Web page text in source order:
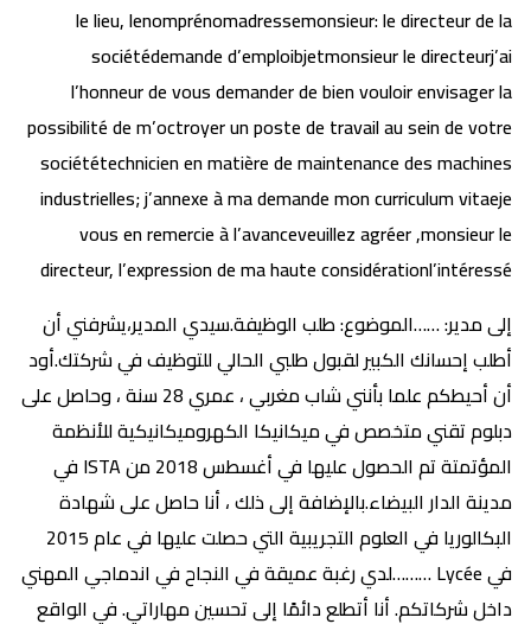
le lieu, lenomprénomadressemonsieur: le directeur de la
sociétédemande d’emploibjetmonsieur le directeurj’ai
l’honneur de vous demander de bien vouloir envisager la
possibilité de m’octroyer un poste de travail au sein de votre
sociététechnicien en matière de maintenance des machines
industrielles; j’annexe à ma demande mon curriculum vitaeje
vous en remercie à l’avanceveuillez agréer ,monsieur le
directeur, l’expression de ma haute considérationl’intéressé
إلى مدير: ……الموضوع: طلب الوظيفة.سيدي المدير،يشرفني أن
أطلب إحسانك الكبير لقبول طلبي الحالي للتوظيف في شركتك.أود
أن أحيطكم علما بأنني شاب مغربي ، عمري 28 سنة ، وحاصل على
دبلوم تقني متخصص في ميكانيكا الكهروميكانيكية للأنظمة
المؤتمتة تم الحصول عليها في أغسطس 2018 من ISTA في
مدينة الدار البيضاء.بالإضافة إلى ذلك ، أنا حاصل على شهادة
البكالوريا في العلوم التجريبية التي حصلت عليها في عام 2015
في Lycée ………لدي رغبة عميقة في النجاح في اندماجي المهني
داخل شركاتكم. أنا أتطلع دائمًا إلى تحسين مهاراتي. في الواقع